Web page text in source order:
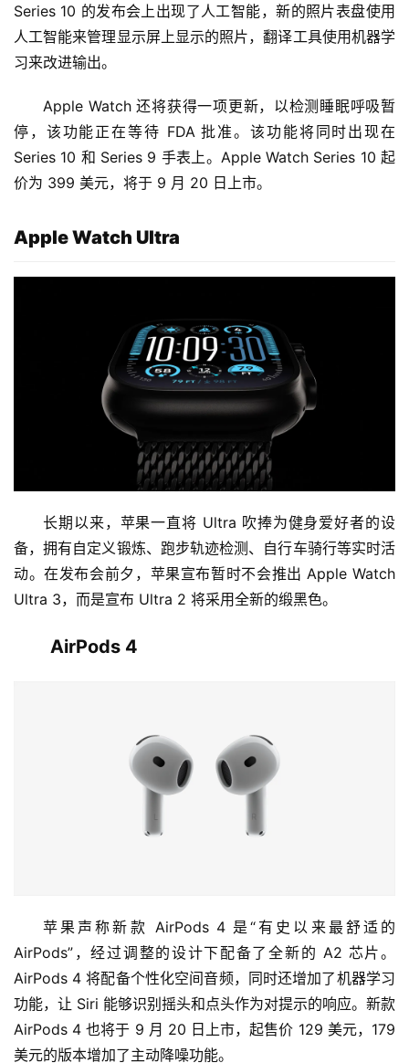
Series 10 的发布会上出现了人工智能，新的照片表盘使用
人工智能来管理显示屏上显示的照片，翻译工具使用机器学
习来改进输出。
Apple Watch 还将获得一项更新，以检测睡眠呼吸暂
停，该功能正在等待 FDA 批准。该功能将同时出现在
Series 10 和 Series 9 手表上。Apple Watch Series 10 起
价为 399 美元，将于 9 月 20 日上市。
Apple Watch Ultra
长期以来，苹果一直将 Ultra 吹捧为健身爱好者的设
备，拥有自定义锻炼、跑步轨迹检测、自行车骑行等实时活
动。在发布会前夕，苹果宣布暂时不会推出 Apple Watch
Ultra 3，而是宣布 Ultra 2 将采用全新的缎黑色。
AirPods 4
苹果声称新款 AirPods 4 是“有史以来最舒适的
AirPods”，经过调整的设计下配备了全新的 A2 芯片。
AirPods 4 将配备个性化空间音频，同时还增加了机器学习
功能，让 Siri 能够识别摇头和点头作为对提示的响应。新款
AirPods 4 也将于 9 月 20 日上市，起售价 129 美元，179
美元的版本增加了主动降噪功能。